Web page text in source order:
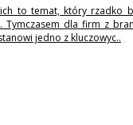
to temat, który rzadko
dla firm z
jedno z kluczowyc..